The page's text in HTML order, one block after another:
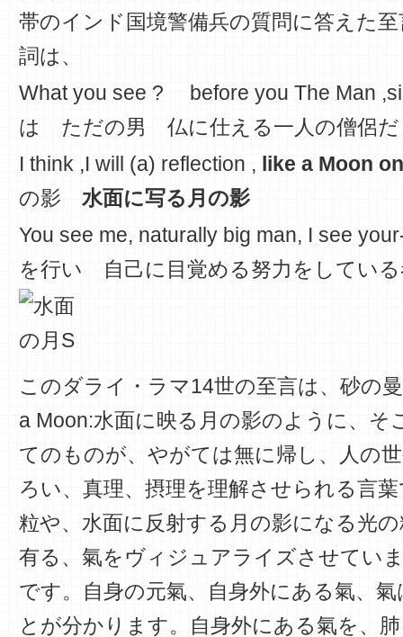
帯のインド国境警備兵の質問に答えた
詞は、 字幕
What you see ? before you The Man
は ただの男 仏に仕える一人の僧侶だ
I think ,I will (a) reflection , like a Moon
の影 水面に写る月の影
You see me, naturally big man,
を行い 自己に目覚める努力をしている
このダライ・ラマ14世の至言は、砂の
a Moon:水面に映る月の影のように、そ
てのものが、やがては無に帰し、人の
ろい、真理、摂理を理解させられる言
粒や、水面に反射する月の影になる光
有る、氣をヴィジュアライズさせてい
です。自身の元氣、自身外にある氣、
とが分かります。自身外にある氣を、